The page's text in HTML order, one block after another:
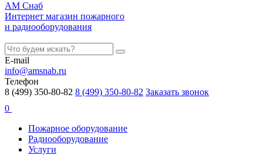
АМ Снаб
Интернет магазин пожарного
и радиооборудования
E-mail
info@amsnab.ru
Телефон
8 (499) 350-80-82 8 (499) 350-80-82 Заказать звонок
0
Пожарное оборудование
Радиооборудование
Услуги